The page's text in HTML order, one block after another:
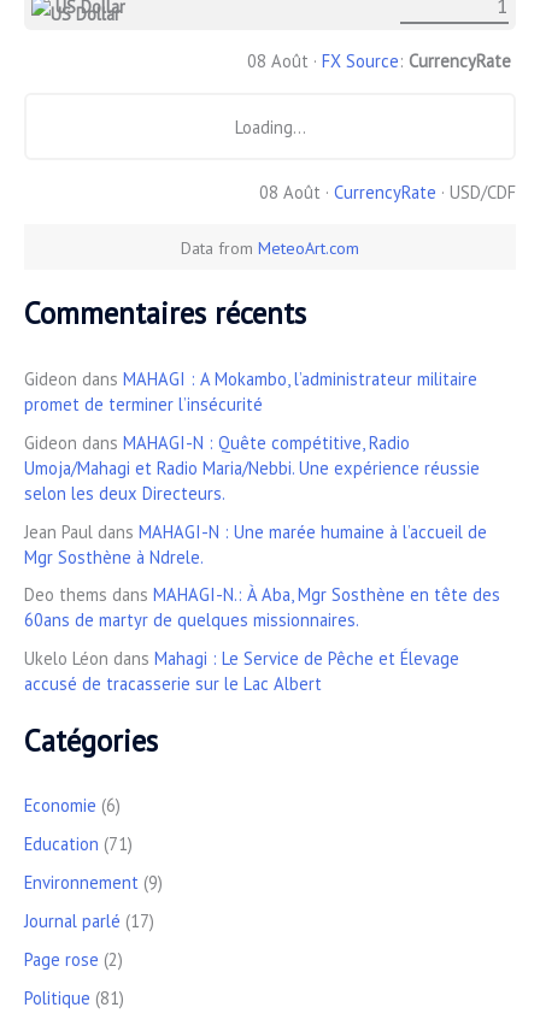
US Dollar
08 Août · FX Source: CurrencyRate
Loading...
08 Août · CurrencyRate · USD/CDF
Data from MeteoArt.com
Commentaires récents
Gideon dans MAHAGI : A Mokambo, l’administrateur militaire
promet de terminer l’insécurité
Gideon dans MAHAGI-N : Quête compétitive, Radio
Umoja/Mahagi et Radio Maria/Nebbi. Une expérience réussie
selon les deux Directeurs.
Jean Paul dans MAHAGI-N : Une marée humaine à l’accueil de
Mgr Sosthène à Ndrele.
Deo thems dans MAHAGI-N.: À Aba, Mgr Sosthène en tête des
60ans de martyr de quelques missionnaires.
Ukelo Léon dans Mahagi : Le Service de Pêche et Élevage
accusé de tracasserie sur le Lac Albert
Catégories
Economie (6)
Education (71)
Environnement (9)
Journal parlé (17)
Page rose (2)
Politique (81)